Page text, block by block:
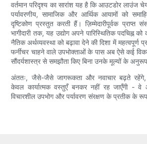
वर्तमान परिदृश्य का सारांश यह है कि आउटडोर लाउंज
पर्यावरणीय, सामाजिक और आर्थिक आयामों को
दृष्टिकोण प्रस्तुत करती हैं। ज़िम्मेदारीपूर्वक प्राप्त
भागीदारी तक, यह उद्योग अपने पारिस्थितिक
नैतिक अर्थव्यवस्था को बढ़ावा देने की दिशा में महत्वपूर्ण
फर्नीचर चाहने वाले उपभोक्ताओं के पास अब ऐसे कई
सौंदर्यशास्त्र से समझौता किए बिना उनके मूल्यों के
अंततः, जैसे-जैसे जागरूकता और नवाचार बढ़ते रहेंगे,
केवल कार्यात्मक वस्तुएँ बनकर नहीं रह जाएँगी - वे
विचारशील उपभोग और पर्यावरण संरक्षण के प्रतीक के